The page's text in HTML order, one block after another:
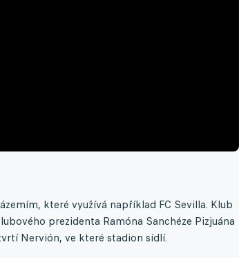
které využívá například FC Sevilla. Klub
prezidenta Ramóna Sanchéze Pizjuána
Nervión, ve které stadion sídlí.